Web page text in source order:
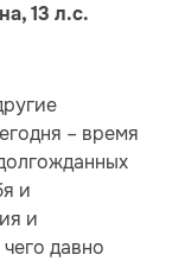
13 л.с.
– время
и
и
давно